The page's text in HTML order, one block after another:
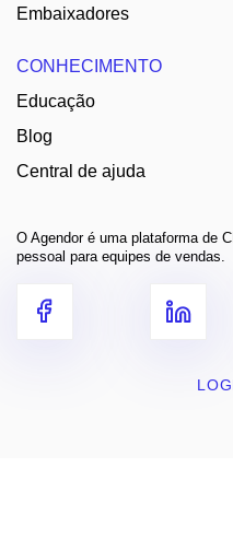
Embaixadores
CONHECIMENTO
Educação
Blog
Central de ajuda
O Agendor é uma plataforma de
pessoal para equipes de vendas.